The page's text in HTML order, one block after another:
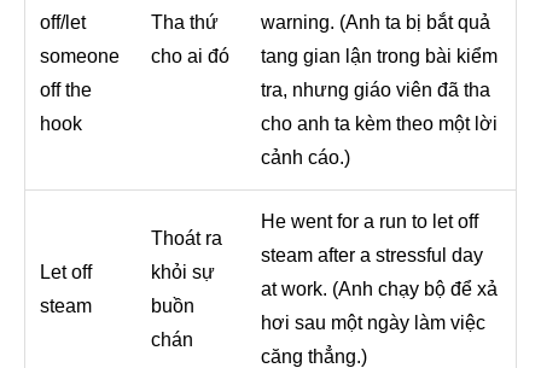
off/let
someone
off the
hook
Tha thứ
cho ai đó
warning. (Anh ta bị bắt quả
tang gian lận trong bài kiểm
tra, nhưng giáo viên đã tha
cho anh ta kèm theo một lời
cảnh cáo.)
Let off
steam
Thoát ra
khỏi sự
buồn
chán
He went for a run to let off
steam after a stressful day
at work. (Anh chạy bộ để xả
hơi sau một ngày làm việc
căng thẳng.)